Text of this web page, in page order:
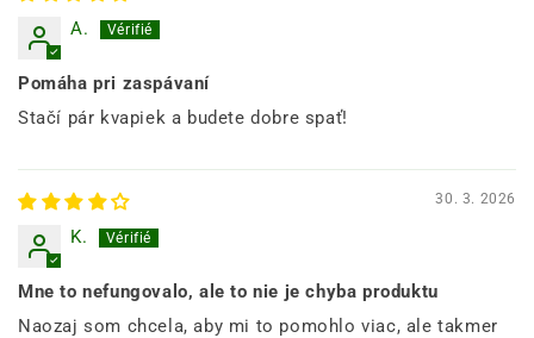
A.
Pomáha pri zaspávaní
Stačí pár kvapiek a budete dobre spať!
30. 3. 2026
K.
Mne to nefungovalo, ale to nie je chyba produktu
Naozaj som chcela, aby mi to pomohlo viac, ale takmer